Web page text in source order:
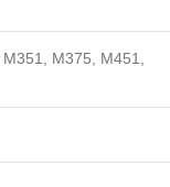
M351, M375, M451,